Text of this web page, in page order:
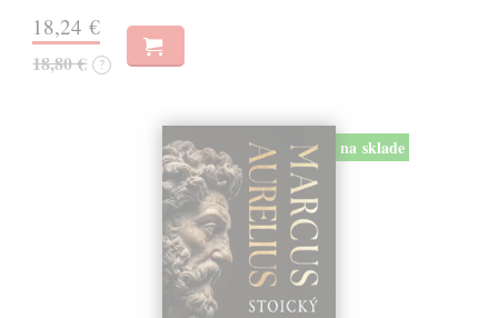
18,24 €
18,80 € ?
na sklade